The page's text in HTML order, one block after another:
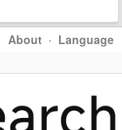
About · Language